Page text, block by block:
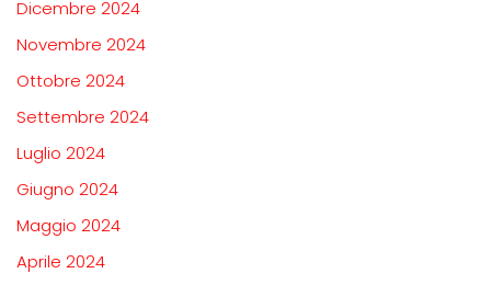
Dicembre 2024
Novembre 2024
Ottobre 2024
Settembre 2024
Luglio 2024
Giugno 2024
Maggio 2024
Aprile 2024